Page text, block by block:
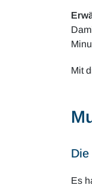
Mit
Die
Es